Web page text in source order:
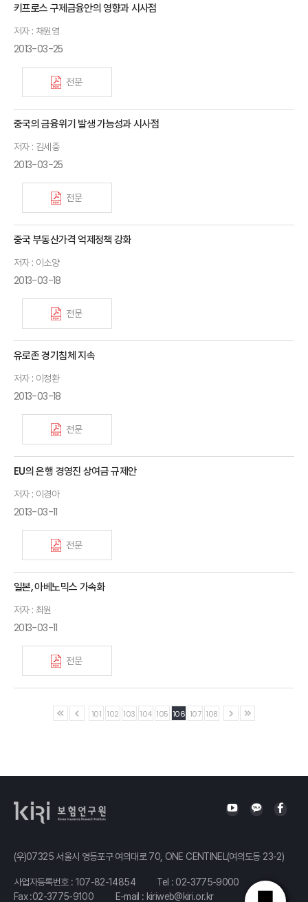
키프로스 구제금융안의 영향과 시사점
저자 : 채원영
2013-03-25
전문
중국의 금융위기 발생 가능성과 시사점
저자 : 김세중
2013-03-25
전문
중국 부동산가격 억제정책 강화
저자 : 이소양
2013-03-18
전문
유로존 경기침체 지속
저자 : 이정환
2013-03-18
전문
EU의 은행 경영진 상여금 규제안
저자 : 이경아
2013-03-11
전문
일본, 아베노믹스 가속화
저자 : 최원
2013-03-11
전문
101 102 103 104 105 106 107 108
(우)07325 서울시 영등포구 여의대로 70, ONE CENTINEL(여의도동 23-2)
사업자등록번호 : 107-82-14854 Tel : 02-3775-9000
Fax :02-3775-9100
E-mail : kiriweb@kiri.or.kr